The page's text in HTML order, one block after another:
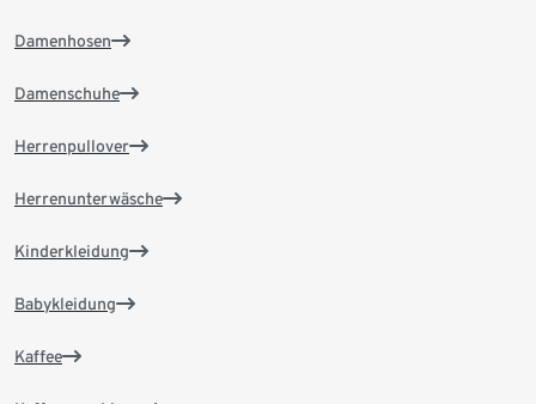
Damenhosen
Damenschuhe
Herrenpullover
Herrenunterwäsche
Kinderkleidung
Babykleidung
Kaffee